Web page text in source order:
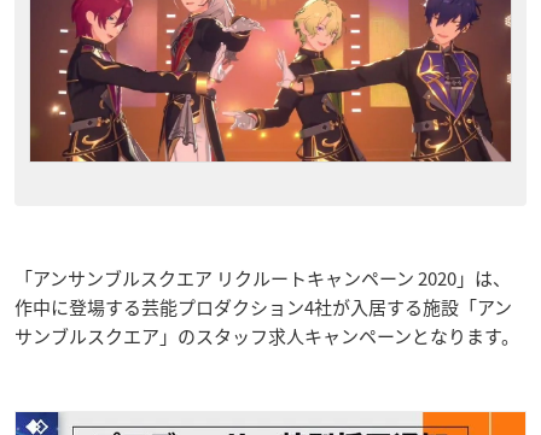
「アンサンブルスクエア リクルートキャンペーン 2020」は、
作中に登場する芸能プロダクション4社が入居する施設「アン
サンブルスクエア」のスタッフ求人キャンペーンとなります。